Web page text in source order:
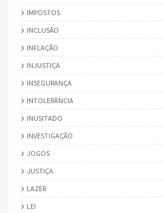
IMPOSTOS
INCLUSÃO
INFLAÇÃO
INJUSTIÇA
INSEGURANÇA
INTOLERÂNCIA
INUSITADO
INVESTIGAÇÃO
JOGOS
JUSTIÇA
LAZER
LEI